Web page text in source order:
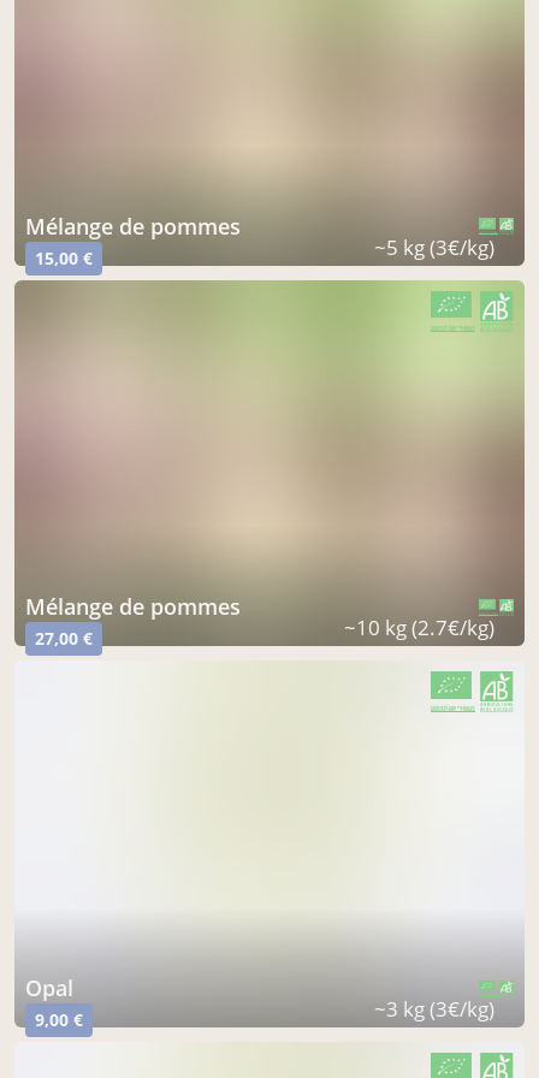
mélange de pommes
15,00 € ~5 kg (3€/kg)
mélange de pommes
27,00 € ~10 kg (2.7€/kg)
CERTIFIÉ PAR FR-BIO-01
AGRICULTURE FRANCE
opal
9,00 € ~3 kg (3€/kg)
CERTIFIÉ PAR FR-BIO-01
AGRICULTURE FRANCE